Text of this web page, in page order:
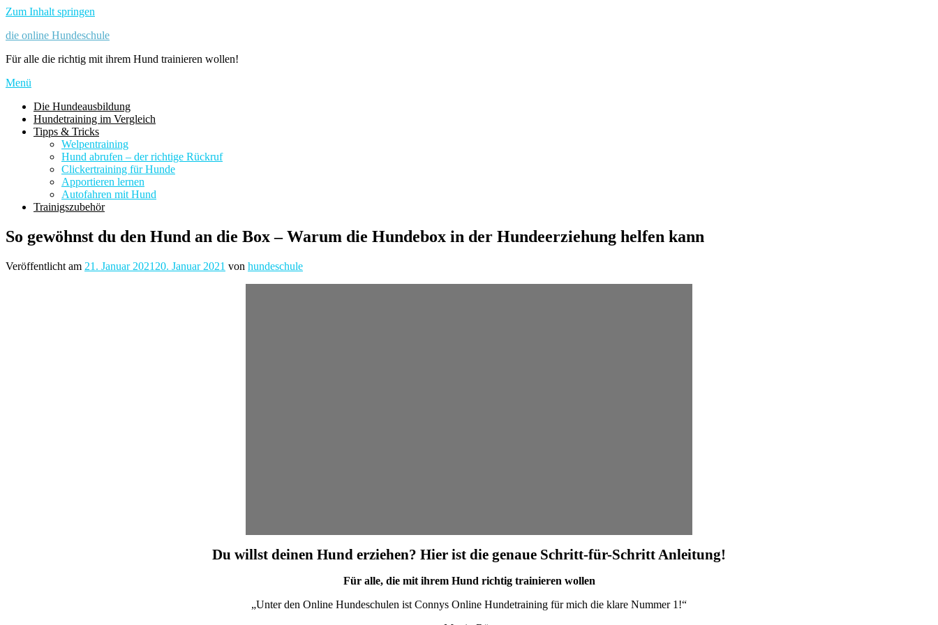
Zum Inhalt springen
die online Hundeschule
Für alle die richtig mit ihrem Hund trainieren wollen!
Menü
Die Hundeausbildung
Hundetraining im Vergleich
Tipps & Tricks
Welpentraining
Hund abrufen – der richtige Rückruf
Clickertraining für Hunde
Apportieren lernen
Autofahren mit Hund
Trainigszubehör
So gewöhnst du den Hund an die Box – Warum die Hundebox in der Hundeerziehung helfen kann
Veröffentlicht am 21. Januar 2021 20. Januar 2021 von hundeschule
Du willst deinen Hund erziehen? Hier ist die genaue Schritt-für-Schritt Anleitung!
Für alle, die mit ihrem Hund richtig trainieren wollen
„Unter den Online Hundeschulen ist Connys Online Hundetraining für mich die klare Nummer 1!“